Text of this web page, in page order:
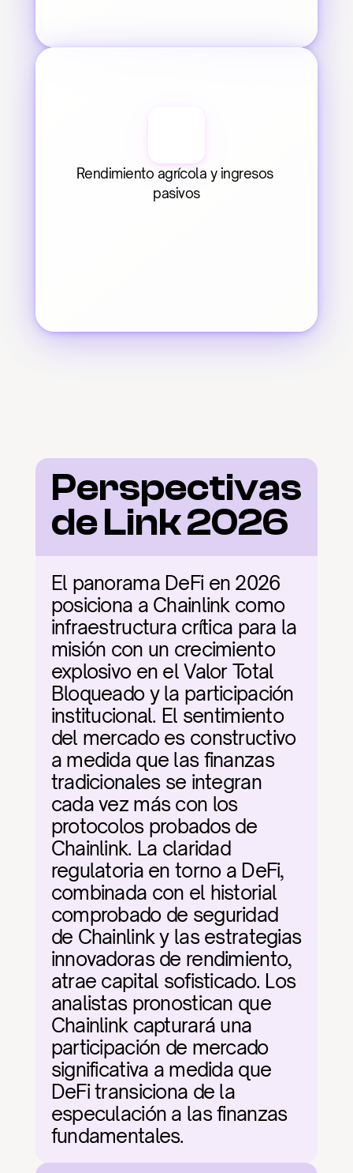
Rendimiento agrícola y ingresos
pasivos
Perspectivas
de Link 2026
El panorama DeFi en 2026
posiciona a Chainlink como
infraestructura crítica para la
misión con un crecimiento
explosivo en el Valor Total
Bloqueado y la participación
institucional. El sentimiento
del mercado es constructivo
a medida que las finanzas
tradicionales se integran
cada vez más con los
protocolos probados de
Chainlink. La claridad
regulatoria en torno a DeFi,
combinada con el historial
comprobado de seguridad
de Chainlink y las estrategias
innovadoras de rendimiento,
atrae capital sofisticado. Los
analistas pronostican que
Chainlink capturará una
participación de mercado
significativa a medida que
DeFi transiciona de la
especulación a las finanzas
fundamentales.